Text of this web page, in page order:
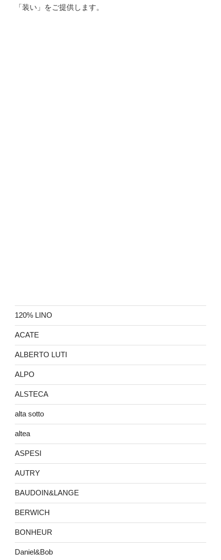
「装い」をご提供します。
120% LINO
ACATE
ALBERTO LUTI
ALPO
ALSTECA
alta sotto
altea
ASPESI
AUTRY
BAUDOIN&LANGE
BERWICH
BONHEUR
Daniel&Bob